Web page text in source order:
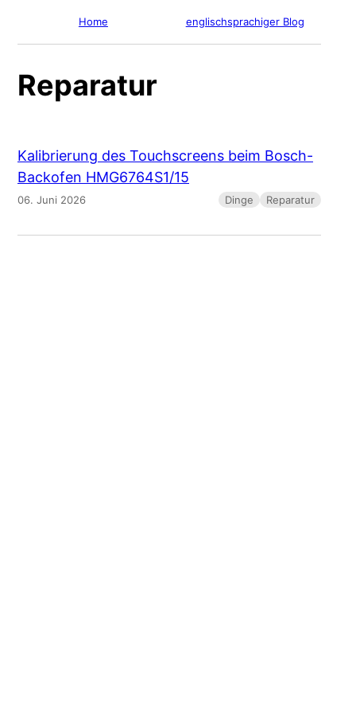
Home englischsprachiger Blog
Reparatur
Kalibrierung des Touchscreens beim Bosch-
Backofen HMG6764S1/15
06. Juni 2026 Dinge Reparatur